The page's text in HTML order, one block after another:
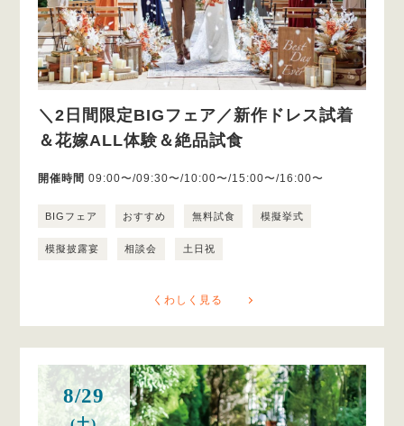
＼2日間限定BIGフェア／新作ドレス試着
＆花嫁ALL体験＆絶品試食
開催時間 09:00〜/09:30〜/10:00〜/15:00〜/16:00〜
BIGフェア おすすめ 無料試食 模擬挙式
模擬披露宴 相談会 土日祝
くわしく見る
8/29